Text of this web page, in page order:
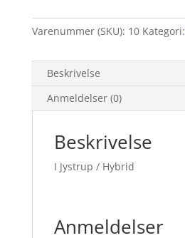
Jystrup
antal
Varenummer (SKU): 10 Kategori:
Beskrivelse
Anmeldelser (0)
Beskrivelse
I Jystrup / Hybrid
Anmeldelser